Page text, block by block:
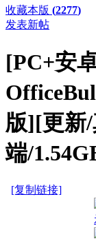
收藏本版 (2277)
发表新帖
[PC+安
版][更新
端/
[复制链接]